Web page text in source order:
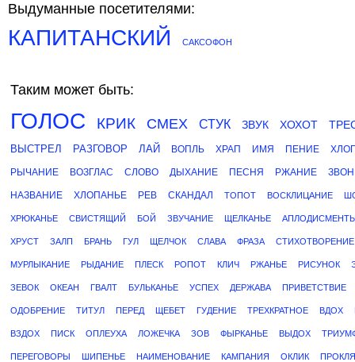
Выдуманные посетителями:
КАПИТАНСКИЙ САКСОФОН
Таким может быть:
ГОЛОС КРИК СМЕХ СТУК ЗВУК ХОХОТ
ВЫСТРЕЛ РАЗГОВОР ЛАЙ ВОПЛЬ ХРАП ИМЯ ПЕНИЕ
РЫЧАНИЕ ВОЗГЛАС СЛОВО ДЫХАНИЕ ПЕСНЯ РЖАНИЕ ЗВОН
НАЗВАНИЕ ХЛОПАНЬЕ РЕВ СКАНДАЛ ТОПОТ ВОСКЛИЦАНИЕ
ХРЮКАНЬЕ СВИСТЯЩИЙ БОЙ ЗВУЧАНИЕ ЩЕЛКАНЬЕ
ХРУСТ ЗАЛП БРАНЬ ГУЛ ЩЕЛЧОК СЛАВА ФРАЗА СТИХОТВОРЕНИЕ
МУРЛЫКАНИЕ РЫДАНИЕ ПЛЕСК РОПОТ КЛИЧ РЖАНЬЕ РИСУНОК
ЗЕВОК ОКЕАН ГВАЛТ БУЛЬКАНЬЕ УСПЕХ ДЕРЖАВА ПРИВЕТСТВИЕ
ОДОБРЕНИЕ ТИТУЛ ПЕРЕД ЩЕБЕТ ГУДЕНИЕ ТРЕХКРАТНОЕ ВДОХ
ВЗДОХ ПИСК ОПЛЕУХА ЛОЖЕЧКА ЗОВ ФЫРКАНЬЕ ВЫДОХ
ПЕРЕГОВОРЫ ШИПЕНЬЕ НАИМЕНОВАНИЕ КАМПАНИЯ ОКЛИК